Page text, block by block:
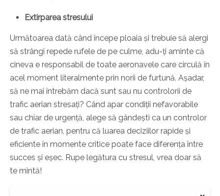
Extirparea stresului
Următoarea dată când începe ploaia și trebuie să alergi
să strângi repede rufele de pe culme, adu-ți aminte că
cineva e responsabil de toate aeronavele care circulă în
acel moment literalmente prin norii de furtună. Așadar,
să ne mai întrebăm dacă sunt sau nu controlorii de
trafic aerian stresați? Când apar condiții nefavorabile
sau chiar de urgență, alege să gândești ca un controlor
de trafic aerian, pentru că luarea deciziilor rapide și
eficiente în momente critice poate face diferența între
succes și eșec. Rupe legătura cu stresul, vrea doar să
te mintă!